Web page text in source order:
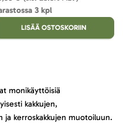
3 kpl
LISÄÄ OSTOSKORIIN
monikäyttöisiä
kakkujen,
ja kerroskakkujen muotoiluun.